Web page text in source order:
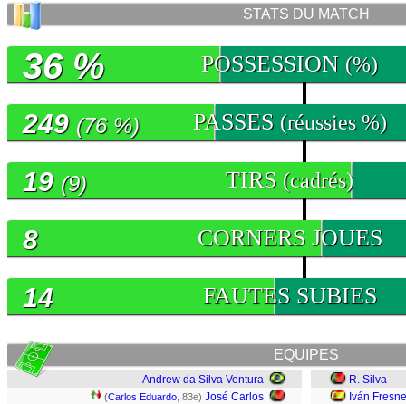
STATS DU MATCH
POSSESSION (%)
36 %
PASSES (réussies %)
249 (76 %)
TIRS (cadrés)
19 (9)
CORNERS JOUES
8
FAUTES SUBIES
14
EQUIPES
Andrew da Silva Ventura
(Carlos Eduardo , 83e) José Carlos
R. Silva
Iván